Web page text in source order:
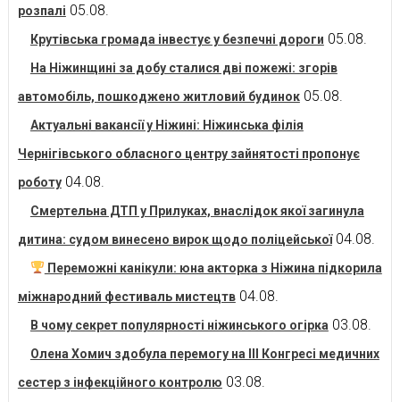
розпалі 05.08.
Крутівська громада інвестує у безпечні дороги 05.08.
На Ніжинщині за добу сталися дві пожежі: згорів
автомобіль, пошкоджено житловий будинок 05.08.
Актуальні вакансії у Ніжині: Ніжинська філія
Чернігівського обласного центру зайнятості пропонує
роботу 04.08.
Смертельна ДТП у Прилуках, внаслідок якої загинула
дитина: судом винесено вирок щодо поліцейської 04.08.
Переможні канікули: юна акторка з Ніжина підкорила
міжнародний фестиваль мистецтв 04.08.
В чому секрет популярності ніжинського огірка 03.08.
Олена Хомич здобула перемогу на ІІІ Конгресі медичних
сестер з інфекційного контролю 03.08.